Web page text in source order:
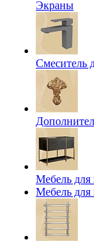
Экраны
Смеситель
Мебель для
Мебель для